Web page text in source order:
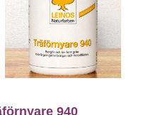
940